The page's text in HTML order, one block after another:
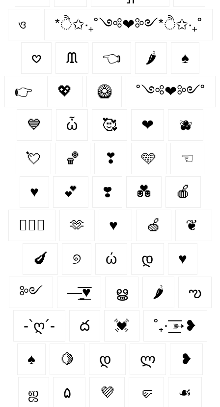
ও *ੈ✩‧₊˚༺❤︎༻*ੈ✩‧₊˚
𖹭 ᙢ 👈 🌶️ ♠
👉 💖 🥝 ˚༺❤︎༻˚
💙 ὦ 🥰 ❤︎‬ 🫐
💘 🏀 ❣ 🩵 ☜
♥ 💕 ❣️ 💑 🍎
👩‍❤️‍👨 🫶 ♥ 🍏 ❦
🍆 ୭ ώ დ ♥︎
༻ —̳͟͞͞♥ ൠ 🌶 ఌ︎
-`ღ´- ద 💓 ˚₊· ͟͟͞͞➳❥
♠️ 🍋‍ დ ლ ❥
ஜ ۵ 💜 🤛 ☙